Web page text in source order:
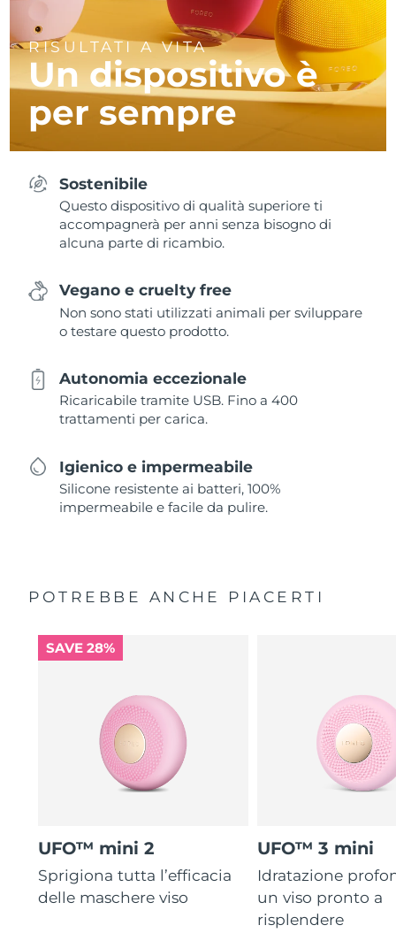
RISULTATI A VITA
Un dispositivo è
per sempre
Sostenibile
Questo dispositivo di qualità superiore ti
accompagnerà per anni senza bisogno di
alcuna parte di ricambio.
Vegano e cruelty free
Non sono stati utilizzati animali per sviluppare
o testare questo prodotto.
Autonomia eccezionale
Ricaricabile tramite USB. Fino a 400
trattamenti per carica.
Igienico e impermeabile
Silicone resistente ai batteri, 100%
impermeabile e facile da pulire.
POTREBBE ANCHE PIACERTI
SAVE 28%
UFO™ mini 2
Sprigiona tutta l’efficacia
delle maschere viso
UFO™ 3 mini
Idratazione
un viso pronto a
risplendere